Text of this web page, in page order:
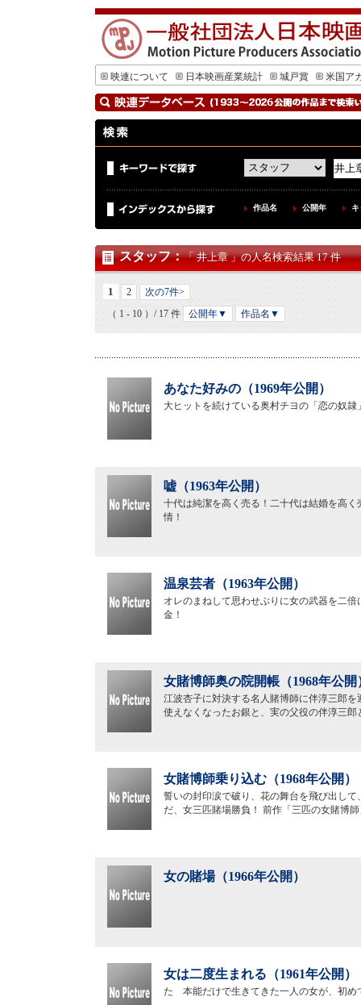
映連について 日本映画産業統計 城戸賞 米国ア
作品名 公開年
スタッフ：「 井上章 」の人名検索結果 17 件
1 2
次の7件>
（ 1 - 10 ）/ 17 件
公開年▼ 作品名▼
あなた好みの（1969年公開）
大ヒットを続けている奥村チヨの「恋の奴
嘘（1963年公開）
十代は純潔を高く売る！二十代は結婚を高
情！
温泉芸者（1963年公開）
オレのまねして思わせぶりに女の武器を二
金！
女賭博師奥の院開帳（1968年公開
江波杏子に対決する名人賭博師に伴淳三郎
使えなくなったお銀と、実の父役の伴淳三
女賭博師乗り込む（1968年公開）
誓いの封印涙で破り、花の舞台を飛び出し
だ、女三匹賭場勝負！ 前作「三匹の女賭博
女の賭場（1966年公開）
女は二度生まれる（1961年公開）
たゞ本能だけで生きてきた一人の女が、初